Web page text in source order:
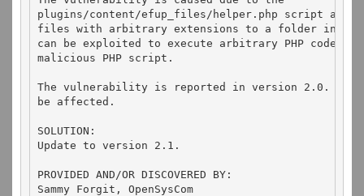
plugins/content/efup_files/helper.php script
files with arbitrary extensions to a folder inside
can be exploited to execute arbitrary PHP code by
malicious PHP script.
The vulnerability is reported in version 2.0.
be affected.
SOLUTION:
Update to version 2.1.
PROVIDED AND/OR DISCOVERED BY:
Sammy Forgit, OpenSysCom